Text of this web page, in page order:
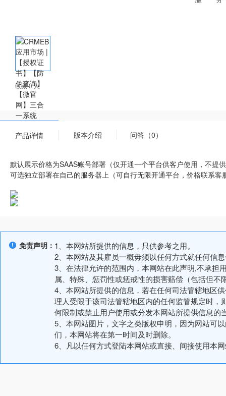
收藏 0 人
产品详情 版本介绍 问答（0）
默认展示价格为SAAS账号部署（仅开通一个平台供客户使用，不提
可选独立部署在自己的服务器上（可自行无限开通平台，价格联系客
免责声明： 1、本网站所提供的信息，只供参考之用。
2、本网站及其雇员一概毋须以任何方式就任何信
3、在法律允许的范围内，本网站在此声明,不承担
属、特殊、惩罚性或惩戒性的损害赔偿（包括但
4、本网站所提供的信息，若在任何司法管辖地区
理人受限于该司法管辖地区内的任何监管规定时
何限制或禁止用户使用或分发本网站所提供信息的
5、本网站图片，文字之类版权申明，因为网站可
们，本网站将在第一时间及时删除。
6、凡以任何方式登陆本网站或直接、间接使用本